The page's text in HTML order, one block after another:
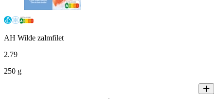
AH Wilde zalmfilet
2.79
250 g